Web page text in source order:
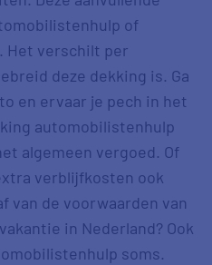
of
Het verschilt per
deze dekking is. Ga
en ervaar je pech in het
automobilistenhulp
algemeen vergoed. Of
verblijfkosten ook
van de voorwaarden van
in Nederland? Ook
soms.